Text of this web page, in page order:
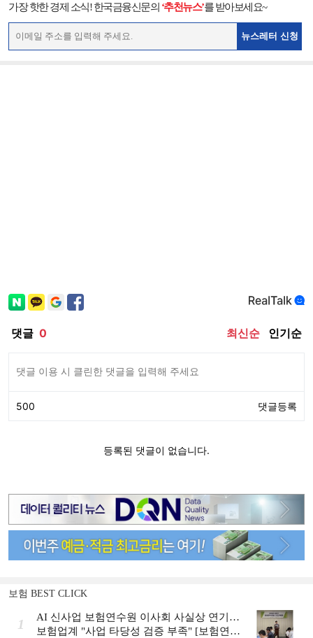
가장 핫한 경제 소식! 한국금융신문의 ‘추천뉴스’를 받아보세요~
뉴스레터 신청
보험 BEST CLICK
1
AI 신사업 보험연수원 이사회 사실상 연기…
보험업계 "사업 타당성 검증 부족" [보험연수